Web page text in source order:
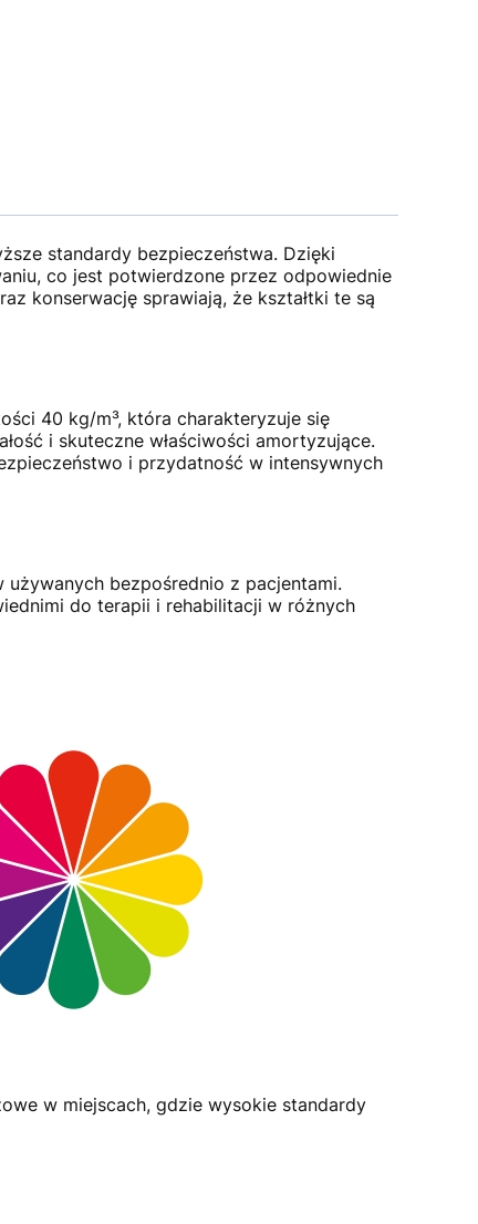
standardy bezpieczeństwa. Dzięki
co jest potwierdzone przez odpowiednie
konserwację sprawiają, że kształtki te są
40 kg/m³, która charakteryzuje się
i skuteczne właściwości amortyzujące.
i przydatność w intensywnych
bezpośrednio z pacjentami.
do terapii i rehabilitacji w różnych
w miejscach, gdzie wysokie standardy